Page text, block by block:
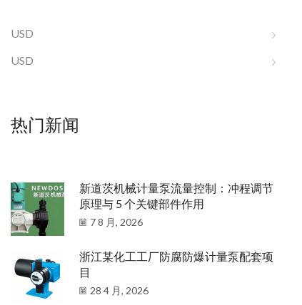
USD
USD
热门新闻
新道茨机械计量泵流量控制：冲程调节
原理与 5 个关键部件作用
7 8 月, 2026
浙江某化工工厂防腐防爆计量泵配套项
目
28 4 月, 2026